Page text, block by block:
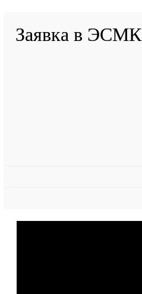
Заявка в ЭСМК